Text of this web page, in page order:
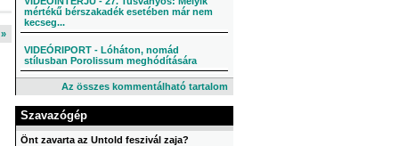
mértékű bérszakadék esetében már nem
kecseg...
VIDEÓRIPORT - Lóháton, nomád
stílusban Porolissum meghódítására
Az összes kommentálható tartalom
Szavazógép
Önt zavarta az Untold feszivál zaja?